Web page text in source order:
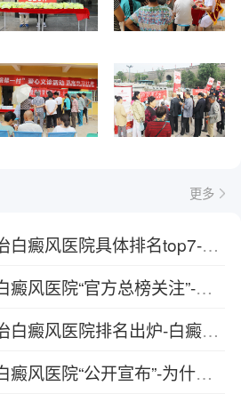
更多
品牌响亮：延安专治白癜风医院具体排名top7-吃辣会如何影响白癜风的病情
今日报道：延安看白癜风医院“官方总榜关注”-儿童白癜风该怎么护理
健康专题：延安专治白癜风医院排名出炉-白癜风患者日常运动要关注哪些地方
今日推送：延安看白癜风医院“公开宣布”-为什么在治疗的时候白癜风还在扩散？